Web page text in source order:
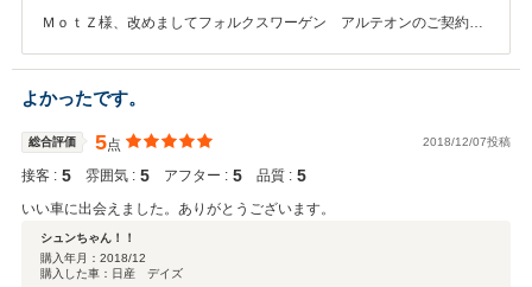
ＭｏｔＺ様、改めましてフォルクスワーゲン アルテオンのご契約あ
一同全力で、ＭｏｔＺ様のカーライフをサポートさせて頂きます！！
よかったです。
総合評価 5点 2018/12/07投稿
接客 : 5 雰囲気 : 5 アフター : 5 品質 : 5
いい車に出会えました。ありがとうございます。
シュンちゃん！！
購入年月： 2018/12
購入した車：日産 デイズ